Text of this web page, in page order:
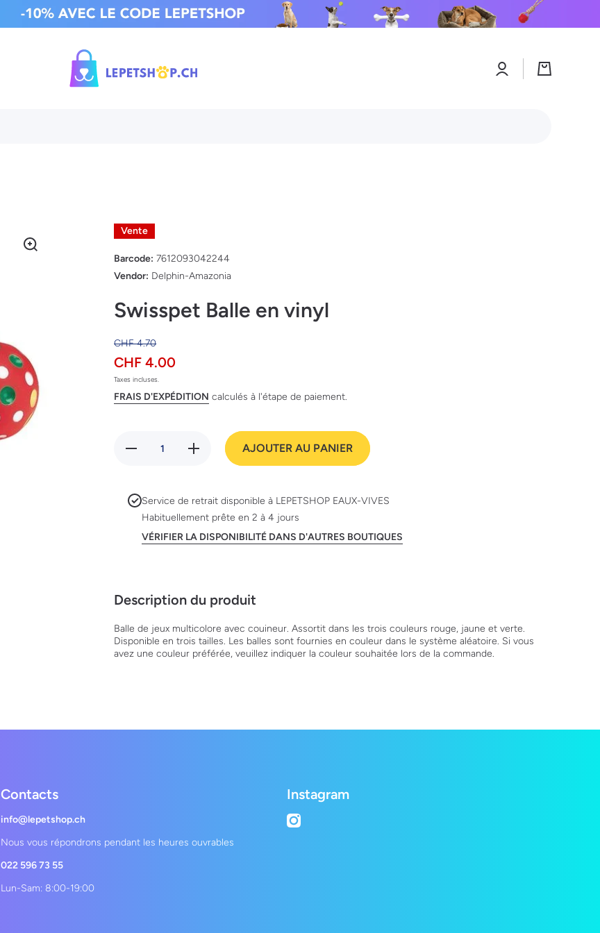
ConnexionPanier
Vente
Barcode: 7612093042244
Vendor: Delphin-Amazonia
Swisspet Balle en vinyl
CHF 4.70
CHF 4.00
Taxes incluses.
FRAIS D'EXPÉDITION calculés à l'étape de paiement.
Réduire
Balle en
vinyl
Augmenter
la quantité
vinyl
AJOUTER AU PANIER
Service de retrait disponible à LEPETSHOP EAUX-VIVES
Habituellement prête en 2 à 4 jours
VÉRIFIER LA DISPONIBILITÉ DANS D'AUTRES BOUTIQUES
Description du produit
Balle de jeux multicolore avec couineur. Assortit dans les trois couleurs rouge, jaune et verte.
Disponible en trois tailles. Les balles sont fournies en couleur dans le système aléatoire. Si vous
avez une couleur préférée, veuillez indiquer la couleur souhaitée lors de la commande.
Contacts
info@lepetshop.ch
Nous vous répondrons pendant les heures ouvrables
022 596 73 55
Lun-Sam: 8:00-19:00
Instagram
instagramcom/lepetshopch/